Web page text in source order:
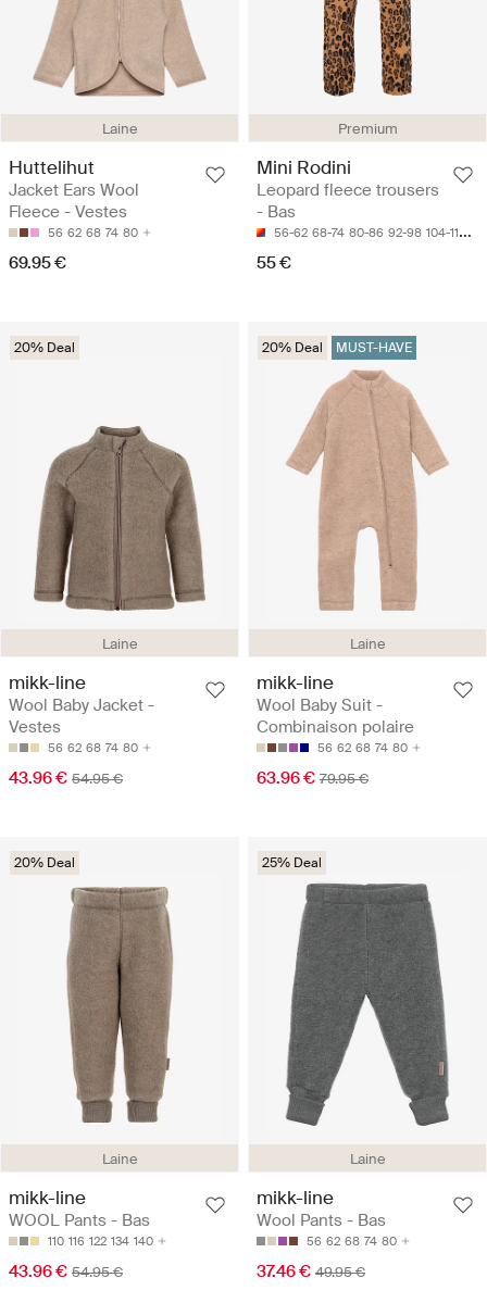
Laine
Huttelihut
Jacket Ears Wool
Fleece - Vestes
56 62 68 74 80
69.95 €
Premium
Mini Rodini
Leopard fleece trousers
- Bas
56-62 68-74 80-86 92-98 104-110
55 €
Laine
20% Deal
mikk-line
Wool Baby Jacket -
Vestes
56 62 68 74 80
43.96 € 54.95 €
Laine
20% Deal MUST-HAVE
mikk-line
Wool Baby Suit -
Combinaison polaire
56 62 68 74 80
63.96 € 79.95 €
Laine
20% Deal
mikk-line
WOOL Pants - Bas
110 116 122 134 140
43.96 € 54.95 €
Laine
25% Deal
mikk-line
Wool Pants - Bas
56 62 68 74 80
37.46 € 49.95 €